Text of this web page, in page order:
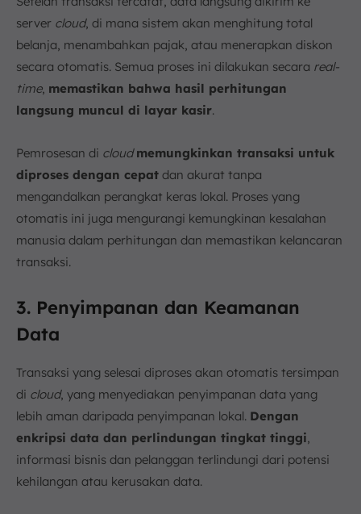
server cloud, di mana sistem akan menghitung total
belanja, menambahkan pajak, atau menerapkan diskon
secara otomatis. Semua proses ini dilakukan secara real-
time, memastikan bahwa hasil perhitungan
langsung muncul di layar kasir.
Pemrosesan di cloud memungkinkan transaksi untuk
diproses dengan cepat dan akurat tanpa
mengandalkan perangkat keras lokal. Proses yang
otomatis ini juga mengurangi kemungkinan kesalahan
manusia dalam perhitungan dan memastikan kelancaran
transaksi.
3. Penyimpanan dan Keamanan
Data
Transaksi yang selesai diproses akan otomatis tersimpan
di cloud, yang menyediakan penyimpanan data yang
lebih aman daripada penyimpanan lokal. Dengan
enkripsi data dan perlindungan tingkat tinggi
informasi bisnis dan pelanggan terlindungi dari potensi
kehilangan atau kerusakan data.